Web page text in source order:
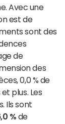
Avec une
est de
sont des
de
des
0,0 % de
plus. Les
Ils sont
% de